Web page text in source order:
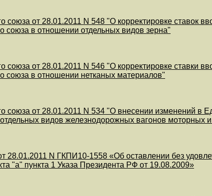
союза от 28.01.2011 N 548 "О корректировке ставок
союза в отношении отдельных видов зерна"
союза от 28.01.2011 N 546 "О корректировке ставки
союза в отношении нетканых материалов"
союза от 28.01.2011 N 534 "О внесении изменений в
видов железнодорожных вагонов моторных
28.01.2011 N ГКПИ10-1558 «Об оставлении без
"а" пункта 1 Указа Президента РФ от 19.08.2009»